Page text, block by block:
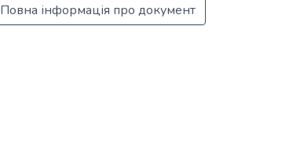
Повна інформація про документ